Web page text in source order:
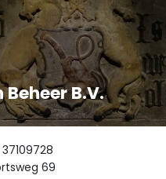
Beheer B.V.
37109728
69